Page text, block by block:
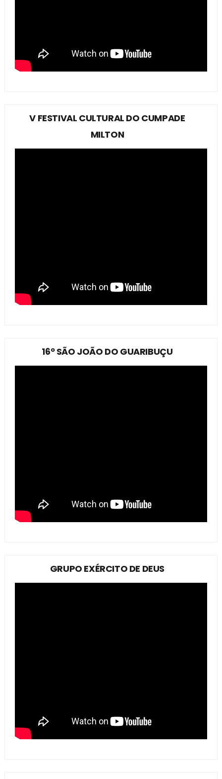
V FESTIVAL CULTURAL DO CUMPADE
MILTON
16º SÃO JOÃO DO GUARIBUÇU
GRUPO EXÉRCITO DE DEUS